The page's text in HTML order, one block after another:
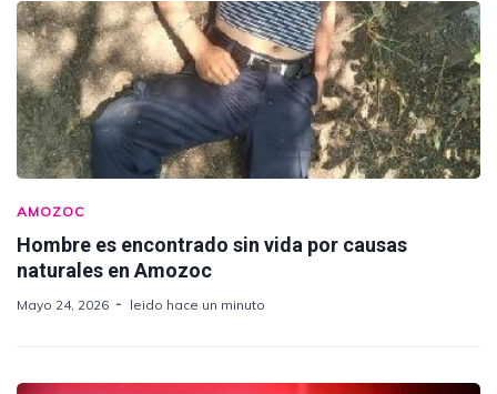
AMOZOC
Hombre es encontrado sin vida por causas
naturales en Amozoc
Mayo 24, 2026 leido hace un minuto